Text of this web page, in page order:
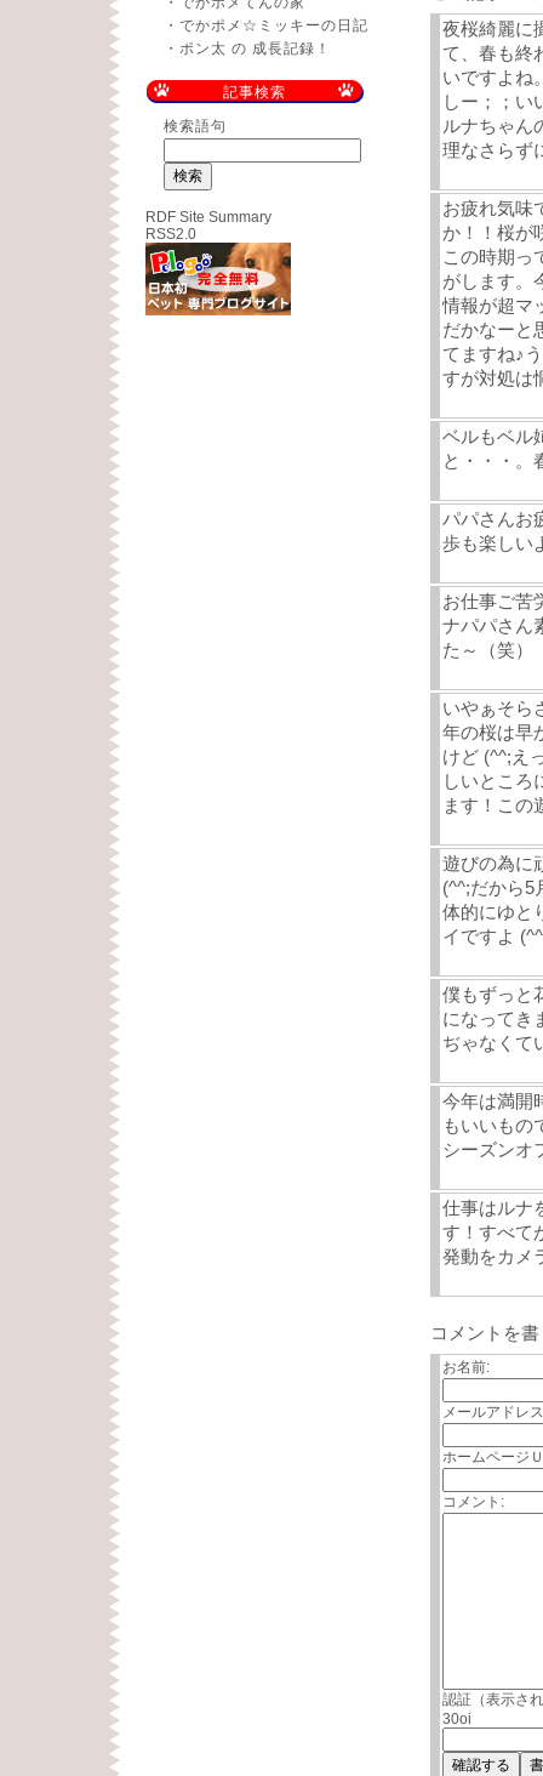
・ でかポメ☆ミッキーの日記
・ ポン太 の 成長記録！
記事検索
検索語句
RDF Site Summary
RSS2.0
夜桜綺麗に
て、春も終
いですよね
しー；；い
ルナちゃん
理なさらず
お疲れ気味
か！！桜が
この時期っ
がします。
情報が超マ
だかなーと
てますね♪
すが対処は
ベルもベル
と・・・。
パパさんお
歩も楽しい
お仕事ご苦
ナパパさん
た～（笑）
いやぁそら
年の桜は早
けど (^^;え
しいところ
ます！この
遊びの為に
(^^;だから5
体的にゆと
イですよ
僕もずっと
になってき
ぢゃなくて
今年は満開
もいいもの
シーズンオ
仕事はルナ
す！すべて
発動をカメ
コメントを
お名前:
メールアドレ
ホームページ
コメント:
認証（表示さ
30oi